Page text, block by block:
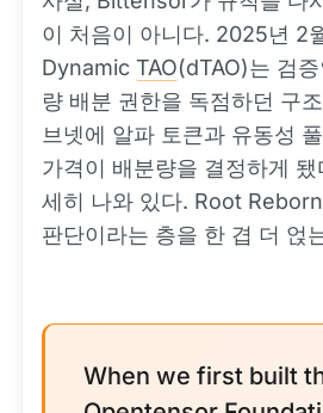
이 처음이 아니다. 2025년 2
Dynamic TAO(dTAO)는 검
량 배분 권한을 독점하던 구
브넷에 알파 토큰과 유동성
가격이 배분량을 결정하게 됐
세히 나와 있다. Root
판단이라는 층을 한 겹 더 얹
When we first built